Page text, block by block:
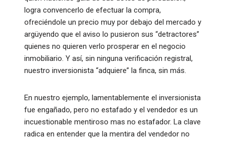
logra convencerlo de efectuar la compra,
ofreciéndole un precio muy por debajo del mercado y
argüyendo que el aviso lo pusieron sus “detractores”
quienes no quieren verlo prosperar en el negocio
inmobiliario. Y así, sin ninguna verificación registral,
nuestro inversionista “adquiere” la finca, sin más.
En nuestro ejemplo, lamentablemente el inversionista
fue engañado, pero no estafado y el vendedor es un
incuestionable mentiroso mas no estafador. La clave
radica en entender que la mentira del vendedor no